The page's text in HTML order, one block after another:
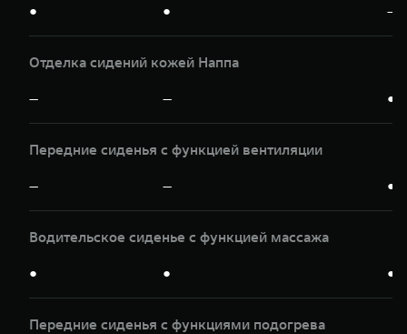
● ● —
Отделка сидений кожей Наппа
— — ●
Передние сиденья с функцией вентиляции
— — ●
Водительское сиденье с функцией массажа
● ● ●
Передние сиденья с функциями подогрева